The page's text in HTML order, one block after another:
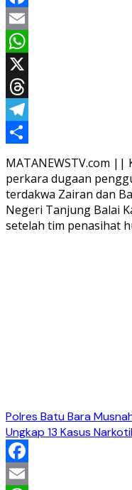
Facebook
Email
WhatsApp
X
Threads
Telegram
Share
MATANEWSTV.com ||
perkara dugaan
terdakwa Zairan dan
Negeri Tanjung Balai
setelah tim penasihat
Polres Batu Bara
Ungkap 13 Kasus
Facebook